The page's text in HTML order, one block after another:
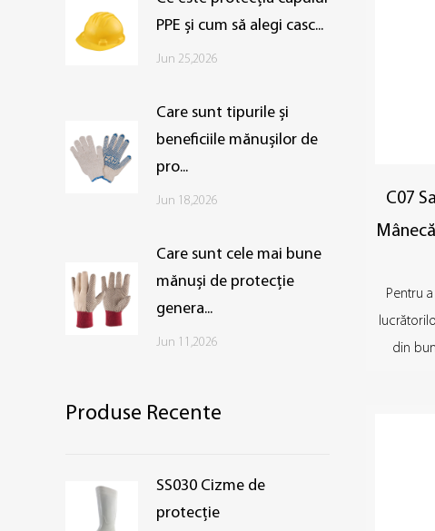
PPE și cum să alegi casc...
Jun 25,2026
Care sunt tipurile și
beneficiile mănușilor de
pro...
Jun 18,2026
Care sunt cele mai bune
mănuși de protecție
genera...
Jun 11,2026
Produse Recente
SS030 Cizme de
protecție
C07
Pentru
din